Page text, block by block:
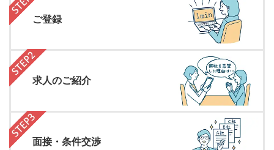
ご登録
求人のご紹介
面接・条件交渉